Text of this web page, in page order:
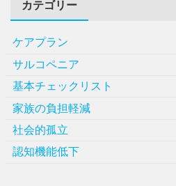
カテゴリー
ケアプラン
サルコペニア
基本チェックリスト
家族の負担軽減
社会的孤立
認知機能低下